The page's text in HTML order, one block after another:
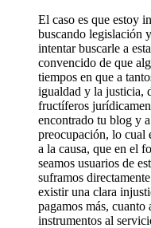
El caso es que estoy
buscando legislación
intentar buscarle a
convencido de que
tiempos en que a
igualdad y la justicia,
fructíferos
encontrado tu blog y
preocupación, lo cual
a la causa, que en el
seamos usuarios de
suframos
existir una clara
pagamos más, cuanto
instrumentos al